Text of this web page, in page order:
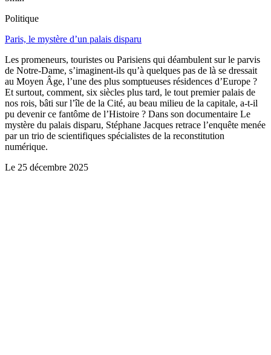
Politique
Paris, le mystère d’un palais disparu
Les promeneurs, touristes ou Parisiens qui déambulent sur le parvis
de Notre-Dame, s’imaginent-ils qu’à quelques pas de là se dressait
au Moyen Âge, l’une des plus somptueuses résidences d’Europe ?
Et surtout, comment, six siècles plus tard, le tout premier palais de
nos rois, bâti sur l’île de la Cité, au beau milieu de la capitale, a-t-il
pu devenir ce fantôme de l’Histoire ? Dans son documentaire Le
mystère du palais disparu, Stéphane Jacques retrace l’enquête menée
par un trio de scientifiques spécialistes de la reconstitution
numérique.
Le 25 décembre 2025